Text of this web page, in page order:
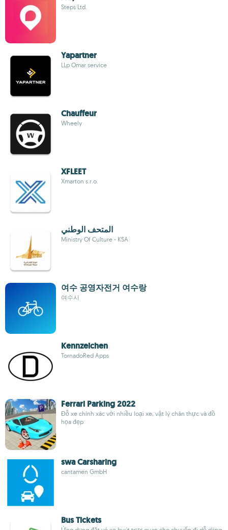
Steps Ltd.
Yapartner
LLp Omar service
Chauffeur
Wheely
XFLEET
Xmarton s.r.o.
المتحف الوطني
Ministry Of Culture - KSA
여수 공영자전거 여수랑
여수시
Kennzeichen
TornadoRed Apps
Ferrari Parking 2022
Đỗ xe chính xác với nhiều loại xe, vật lý chân thực và đồ
họa đẹp
swa Carsharing
cantamen GmbH
Bus Tickets